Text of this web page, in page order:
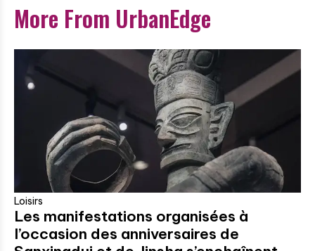
More From UrbanEdge
Loisirs
Les manifestations organisées à
l’occasion des anniversaires de